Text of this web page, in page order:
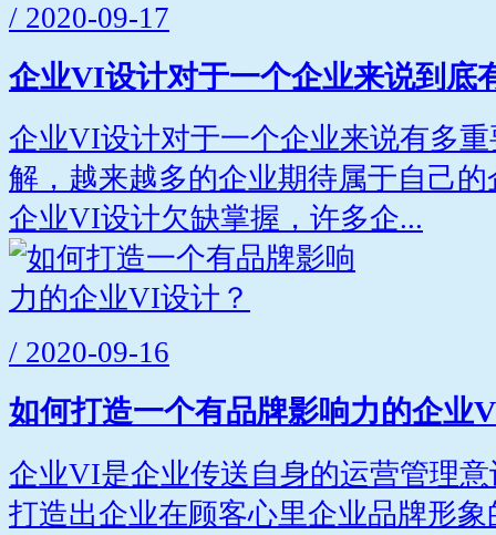
/ 2020-09-17
企业VI设计对于一个企业来说到底
企业VI设计对于一个企业来说有多
解，越来越多的企业期待属于自己
企业VI设计欠缺掌握，许多企...
/ 2020-09-16
如何打造一个有品牌影响力的企业
企业VI是企业传送自身的运营管理
打造出企业在顾客心里企业品牌形